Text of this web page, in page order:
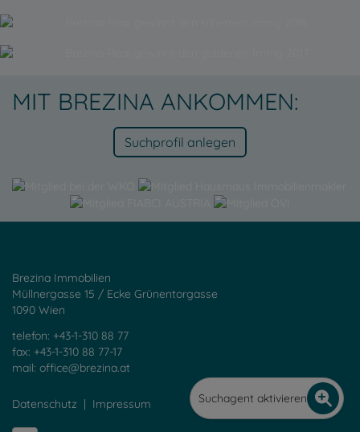
MIT BREZINA ANKOMMEN:
Suchprofil anlegen
Brezina Immobilien
Müllnergasse 15 / Ecke Grünentorgasse
1090 Wien
telefon: +43-1-310 88 77
fax: +43-1-310 88 77-17
mail: office@brezina.at
Datenschutz Impressum Suchagent aktivieren